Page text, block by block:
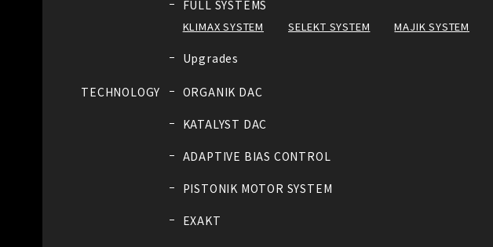
FULL SYSTEMS
KLIMAX SYSTEM SELEKT SYSTEM MAJIK SYSTEM
Upgrades
TECHNOLOGY ORGANIK DAC
KATALYST DAC
ADAPTIVE BIAS CONTROL
PISTONIK MOTOR SYSTEM
EXAKT